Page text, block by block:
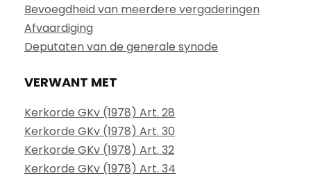
Bevoegdheid van meerdere vergaderingen
Afvaardiging
Deputaten van de generale synode
VERWANT MET
Kerkorde GKv (1978) Art. 28
Kerkorde GKv (1978) Art. 30
Kerkorde GKv (1978) Art. 32
Kerkorde GKv (1978) Art. 34